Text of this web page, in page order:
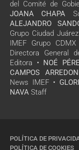
del Comité de
JOANA CHAPA
ALEJANDRO
Grupo Ciudad Juárez
IMEF Grupo CDMX
Directora General
Editora • NOÉ
CAMPOS
News IMEF •
NAVA Staff
POLÍTICA DE
POLÍTICA DE COOKIES